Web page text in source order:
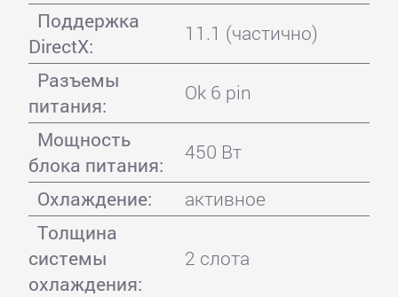
Поддержка
DirectX:
11.1 (частично)
Разъемы
питания:
Ok 6 pin
Мощность
блока питания:
450 Вт
Охлаждение:
активное
Толщина
системы
охлаждения:
2 слота